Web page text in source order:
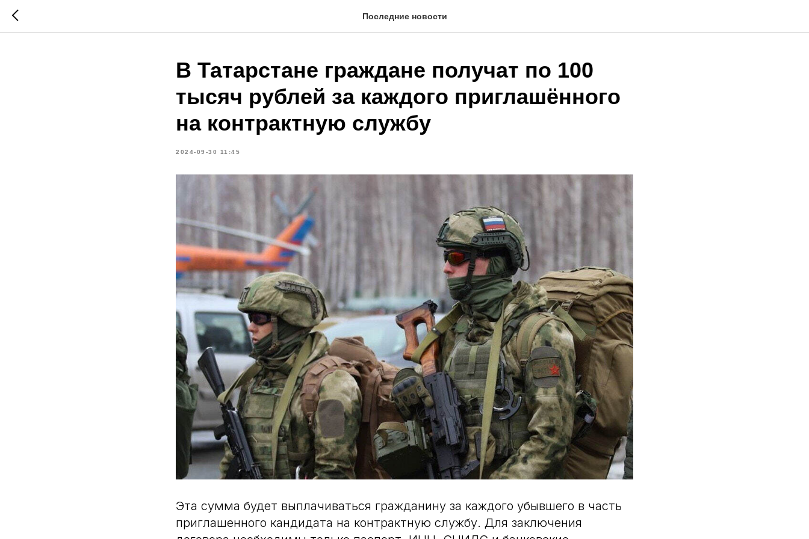
Последние новости
В Татарстане граждане получат по 100
тысяч рублей за каждого приглашённого
на контрактную службу
2024-09-30 11:45
Эта сумма будет выплачиваться гражданину за каждого убывшего в часть
приглашенного кандидата на контрактную службу. Для заключения